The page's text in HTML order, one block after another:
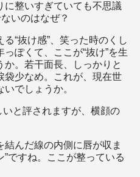
に整いすぎていても不思議
いのはなぜ？
“抜け感”、笑った時のくし
ぽくて、ここが“抜け”を生
か。若干面長、しっかりと
袋少なめ。これが、現在世
でしょうか。
と評されますが、横顔の
んだ線の内側に唇が収ま
”ですね。ここが整っている